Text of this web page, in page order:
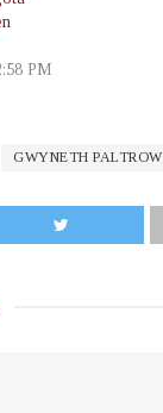
PM
GWYNETH PALTROW